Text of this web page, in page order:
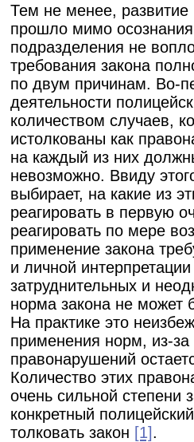
Тем не менее,
прошло мимо осознания
подразделения не
требования закона
по двум причинам. Во-
деятельности
количеством случаев,
истолкованы как
на каждый из них
невозможно. Ввиду
выбирает, на какие из
реагировать в первую
реагировать по мере
применение закона
и личной
затруднительных и
норма закона не может
На практике это
применения норм, из-за
правонарушений
Количество этих
очень сильной степени
конкретный
толковать закон [1].